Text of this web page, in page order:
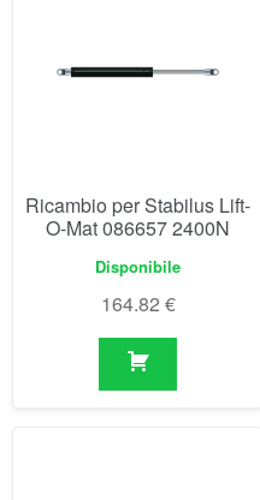
Ricambio per Stabilus Lift-
O-Mat 086657 2400N
Disponibile
164.82 €